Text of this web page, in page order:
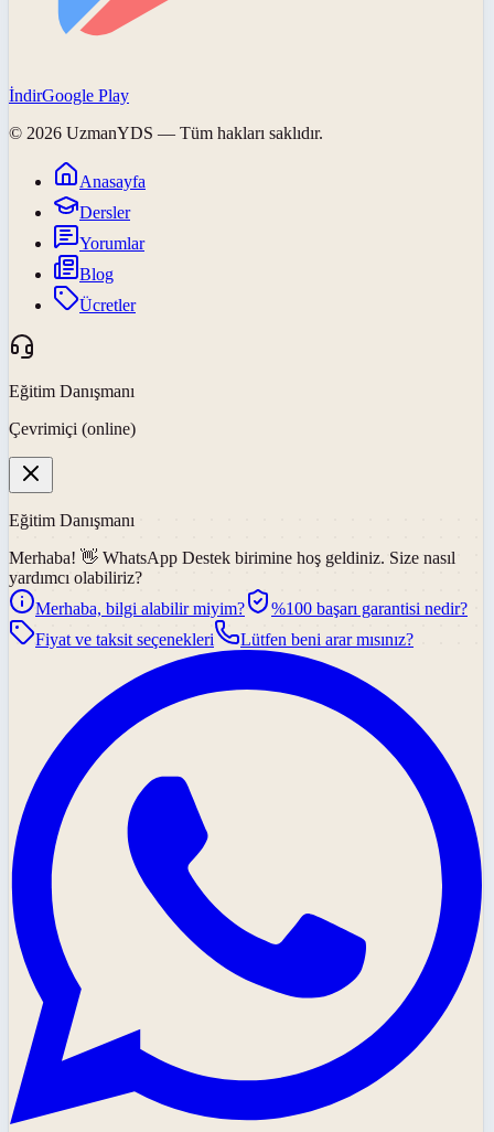
İndirGoogle Play
© 2026 UzmanYDS — Tüm hakları saklıdır.
Anasayfa
Dersler
Yorumlar
Blog
Ücretler
Eğitim Danışmanı
Çevrimiçi (online)
Eğitim Danışmanı
Merhaba! 👋 WhatsApp Destek birimine hoş geldiniz. Size nasıl
yardımcı olabiliriz?
Merhaba, bilgi alabilir miyim?
%100 başarı garantisi nedir?
Fiyat ve taksit seçenekleri
Lütfen beni arar mısınız?